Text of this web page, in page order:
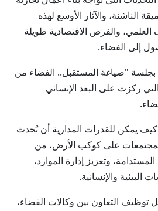
الناشئة، والآثار الأوسع لهذه
العلمي، والفرص الاقتصادية طويلة
إلى الفضاء.
بجلسة "صياغة المستقبل.. الفضاء من
ركزت على البعد الإنساني
يمكن للقدرات المدارية أن تُحدث
على كوكب الأرض، من
وتعزيز إدارة الموارد،
البيئية والإنسانية.
التعاون بين وكالات الفضاء،